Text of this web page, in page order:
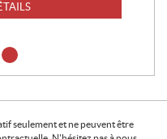
seulement et ne peuvent être